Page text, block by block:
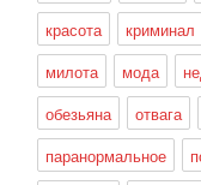
красота
криминал
милота
мода
обезьяна
отвага
паранормальное